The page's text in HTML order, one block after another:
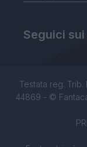
Seguici
Testata reg. Trib.
44869 - ©